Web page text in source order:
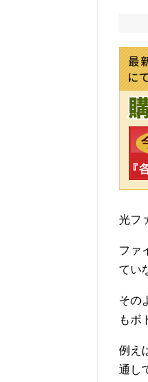
光フ
ファ
てい
その
もボ
例え
通し